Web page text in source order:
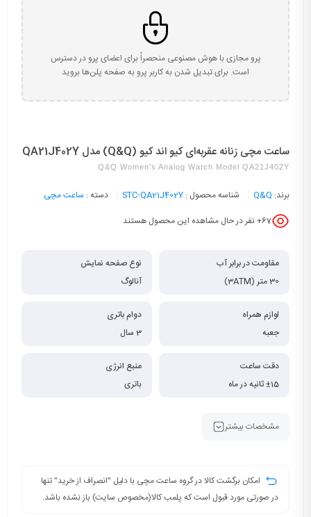
پرو مجازی با هوش مصنوعی منحصراً برای اعضای پرو در دسترس
است. برای تبدیل شدن به کاربر پرو به صفحه پلن‌ها بروید
ساعت مچی زنانه عقربه‌ای کیو اند کیو (Q&Q) مدل QA21J402Y
Q&Q Women's Analog Watch Model QA21J402Y
برند: Q&Q شناسه محصول : STC-QA21J402Y دسته : ساعت مچی
67+ نفر در حال مشاهده این محصول هستند
مقاومت در برابر آب
30 متر (3ATM)
نوع صفحه نمایش
آنالوگ
لوازم همراه
جعبه
دوام باتری
3 سال
دقت ساعت
±15 ثانیه در ماه
منبع انرژی
باتری
مشخصات بیشتر
امکان برگشت کالا در گروه ساعت مچی با دلیل "انصراف از خرید" تنها
در صورتی مورد قبول است که پلمب کالا(مخصوص سایت) باز نشده باشد.